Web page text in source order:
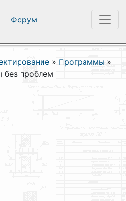
Форум
» Программы »
без проблем